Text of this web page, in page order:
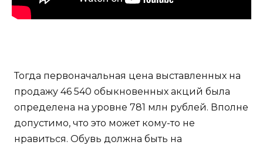
Тогда первоначальная цена выставленных на
продажу 46 540 обыкновенных акций была
определена на уровне 781 млн рублей. Вполне
допустимо, что это может кому-то не
нравиться. Обувь должна быть на